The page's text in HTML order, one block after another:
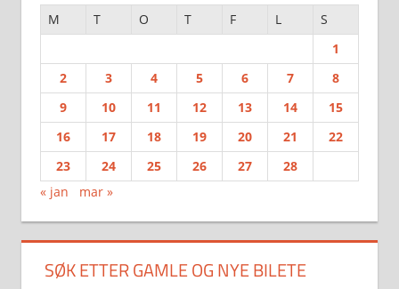
M T O T F L
S
1
2
3 4 5 6 7
8
9
10 11 12 13 14
15
16
17 18 19 20 21
22
23
24 25 26 27
28
« jan
mar »
SØK ETTER GAMLE OG NYE BILETE